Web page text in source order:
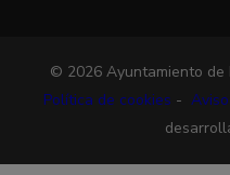
© 2026 Ayuntamiento de
Política de cookies -